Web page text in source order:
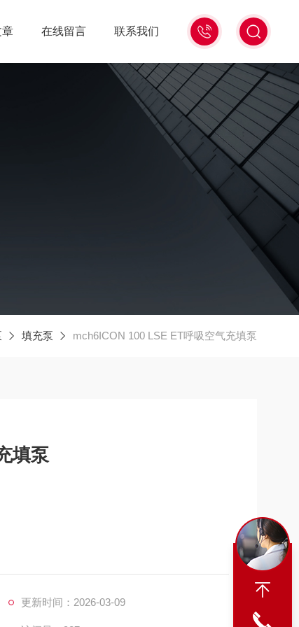
15006471345
章 在线留言 联系我们
填充泵 mch6ICON 100 LSE ET呼吸空气充填泵
填泵
更新时间：2026-03-09